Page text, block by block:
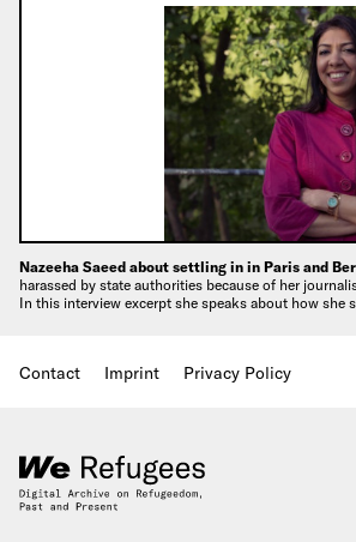
Nazeeha Saeed about settling in in Paris and
harassed by state authorities because of her
In this interview excerpt she speaks about how she
Contact Imprint Privacy Policy